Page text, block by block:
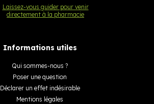
Laissez-vous guider pour venir
directement à la pharmacie
Informations utiles
Qui sommes-nous ?
Poser une question
Déclarer un effet indésirable
Mentions légales